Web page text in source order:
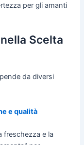
per gli amanti
Scelta
da diversi
e qualità
freschezza e la